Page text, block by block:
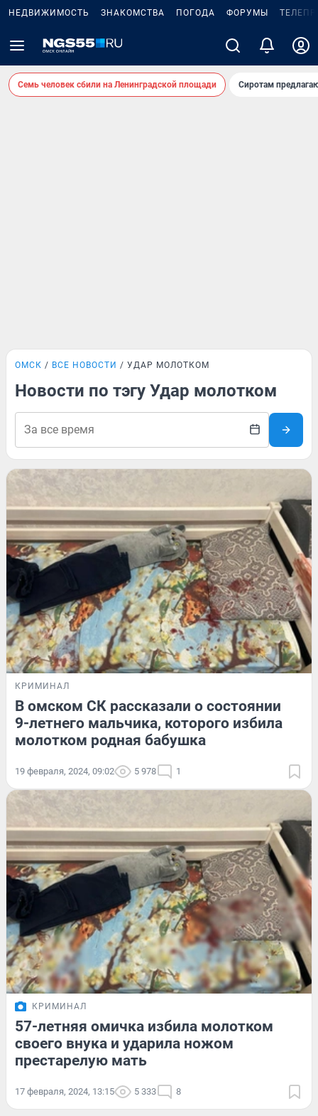
НЕДВИЖИМОСТЬ ЗНАКОМСТВА ПОГОДА ФОРУМЫ
Семь человек сбили на Ленинградской площади Сиротам
ОМСК ВСЕ НОВОСТИ УДАР МОЛОТКОМ
Новости по тэгу Удар молотком
КРИМИНАЛ
В омском СК рассказали о состоянии
9-летнего мальчика, которого избила
молотком родная бабушка
19 февраля, 2024, 09:02 5 978 1
КРИМИНАЛ
57-летняя омичка избила молотком
своего внука и ударила ножом
престарелую мать
17 февраля, 2024, 13:15 5 333 8